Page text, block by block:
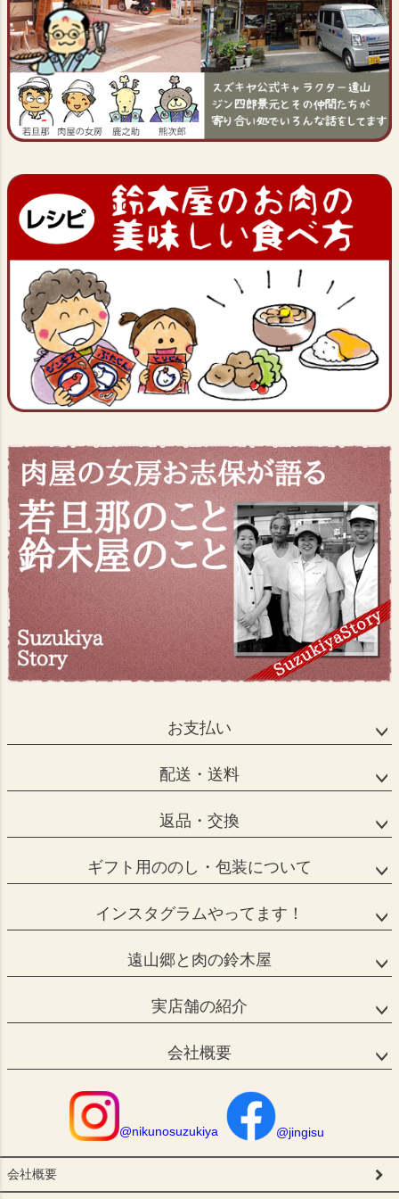
お支払い
配送・送料
返品・交換
ギフト用ののし・包装について
インスタグラムやってます！
遠山郷と肉の鈴木屋
実店舗の紹介
会社概要
会社概要
@nikunosuzukiya @jingisu